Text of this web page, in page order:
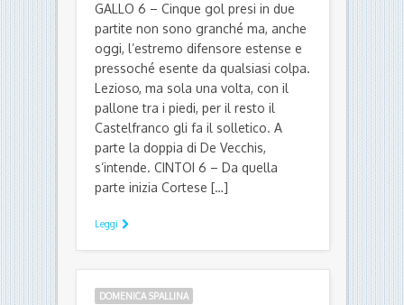
GALLO 6 – Cinque gol presi in due
partite non sono granché ma, anche
oggi, l’estremo difensore estense e
pressoché esente da qualsiasi colpa.
Lezioso, ma sola una volta, con il
pallone tra i piedi, per il resto il
Castelfranco gli fa il solletico. A
parte la doppia di De Vecchis,
s’intende. CINTOI 6 – Da quella
parte inizia Cortese […]
Leggi
DOMENICA SPALLINA